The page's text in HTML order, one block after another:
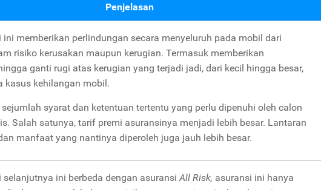
Penjelasan
memberikan perlindungan secara menyeluruh pada mobil dari
risiko kerusakan maupun kerugian. Termasuk memberikan
ganti rugi atas kerugian yang terjadi jadi, dari kecil hingga besar,
kasus kehilangan mobil.
syarat dan ketentuan tertentu yang perlu dipenuhi oleh calon
Salah satunya, tarif premi asuransinya menjadi lebih besar. Lantaran
manfaat yang nantinya diperoleh juga jauh lebih besar.
ini berbeda dengan asuransi All Risk, asuransi ini hanya